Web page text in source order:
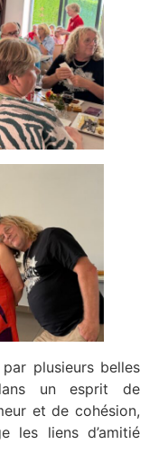
plusieurs belles
un esprit de
et de cohésion,
les liens d’amitié